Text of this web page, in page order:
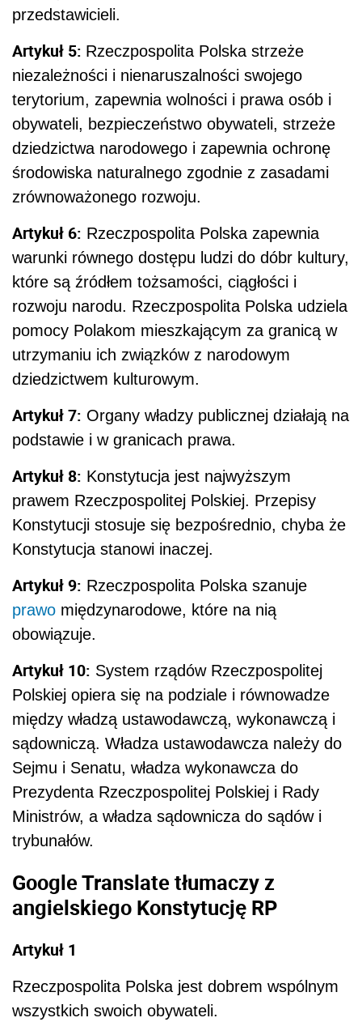
przedstawicieli.
Artykuł 5: Rzeczpospolita Polska strzeże
niezależności i nienaruszalności swojego
terytorium, zapewnia wolności i prawa osób i
obywateli, bezpieczeństwo obywateli, strzeże
dziedzictwa narodowego i zapewnia ochronę
środowiska naturalnego zgodnie z zasadami
zrównoważonego rozwoju.
Artykuł 6: Rzeczpospolita Polska zapewnia
warunki równego dostępu ludzi do dóbr kultury,
które są źródłem tożsamości, ciągłości i
rozwoju narodu. Rzeczpospolita Polska udziela
pomocy Polakom mieszkającym za granicą w
utrzymaniu ich związków z narodowym
dziedzictwem kulturowym.
Artykuł 7: Organy władzy publicznej działają na
podstawie i w granicach prawa.
Artykuł 8: Konstytucja jest najwyższym
prawem Rzeczpospolitej Polskiej. Przepisy
Konstytucji stosuje się bezpośrednio, chyba że
Konstytucja stanowi inaczej.
Artykuł 9: Rzeczpospolita Polska szanuje
prawo międzynarodowe, które na nią
obowiązuje.
Artykuł 10: System rządów Rzeczpospolitej
Polskiej opiera się na podziale i równowadze
między władzą ustawodawczą, wykonawczą i
sądowniczą. Władza ustawodawcza należy do
Sejmu i Senatu, władza wykonawcza do
Prezydenta Rzeczpospolitej Polskiej i Rady
Ministrów, a władza sądownicza do sądów i
trybunałów.
Google Translate tłumaczy z
angielskiego Konstytucję RP
Artykuł 1
Rzeczpospolita Polska jest dobrem wspólnym
wszystkich swoich obywateli.